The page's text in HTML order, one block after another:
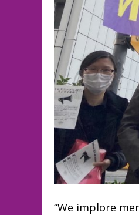
“We implore